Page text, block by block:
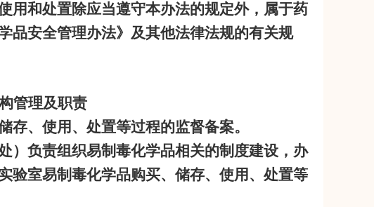
和处置除应当遵守本办法的规定外，属于药
品安全管理办法》及其他法律法规的有关规
管理及职责
、使用、处置等过程的监督备案。
负责组织易制毒化学品相关的制度建设，办
验室易制毒化学品购买、储存、使用、处置等